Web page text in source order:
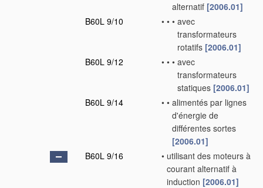
alternatif [2006.01]
B60L 9/10
• • • avec
transformateurs
rotatifs [2006.01]
B60L 9/12
• • • avec
transformateurs
statiques [2006.01]
B60L 9/14
• • alimentés par lignes
d'énergie de
différentes sortes
[2006.01]
B60L 9/16
• utilisant des moteurs à
courant alternatif à
induction [2006.01]